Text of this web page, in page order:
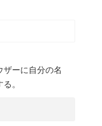
ザーに自分の名
。